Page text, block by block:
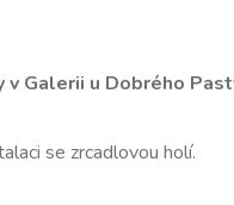
Galerii u Dobrého
se zrcadlovou holí.